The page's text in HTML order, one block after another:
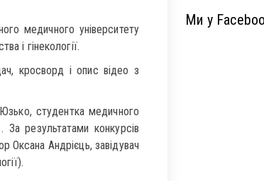
медичного університету
і гінекології.
кросворд і опис відео з
студентка медичного
результатами конкурсів
Оксана Андрієць, завідувач
Ми у